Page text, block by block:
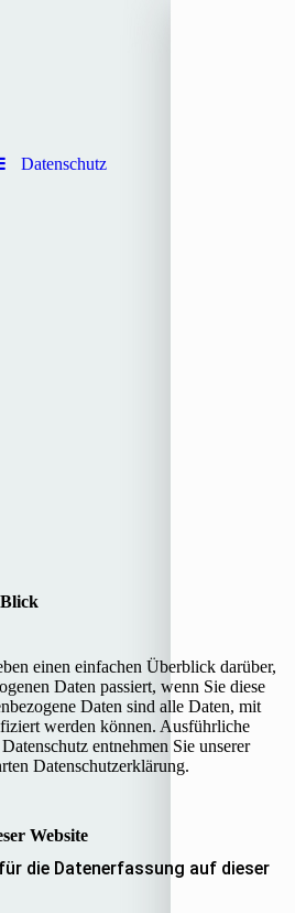
Datenschutz
einen einfachen Überblick darüber,
Daten passiert, wenn Sie diese
Daten sind alle Daten, mit
werden können. Ausführliche
entnehmen Sie unserer
Datenschutzerklärung.
Website
die Datenerfassung auf dieser